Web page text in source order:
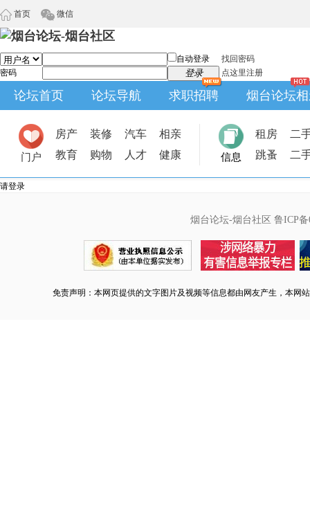
首页 微信
自动登录
找回密码
密码
登录 点这里注册
论坛首页 论坛导航 求职招聘 烟台论坛
门户
房产 装修 汽车
相亲
教育
购物 人才 健康 信息
租房
二
跳蚤
二
请登录
烟台论坛-烟台社区 鲁ICP备
免责声明：本网页提供的文字图片及视频等信息都由网友产生，本网